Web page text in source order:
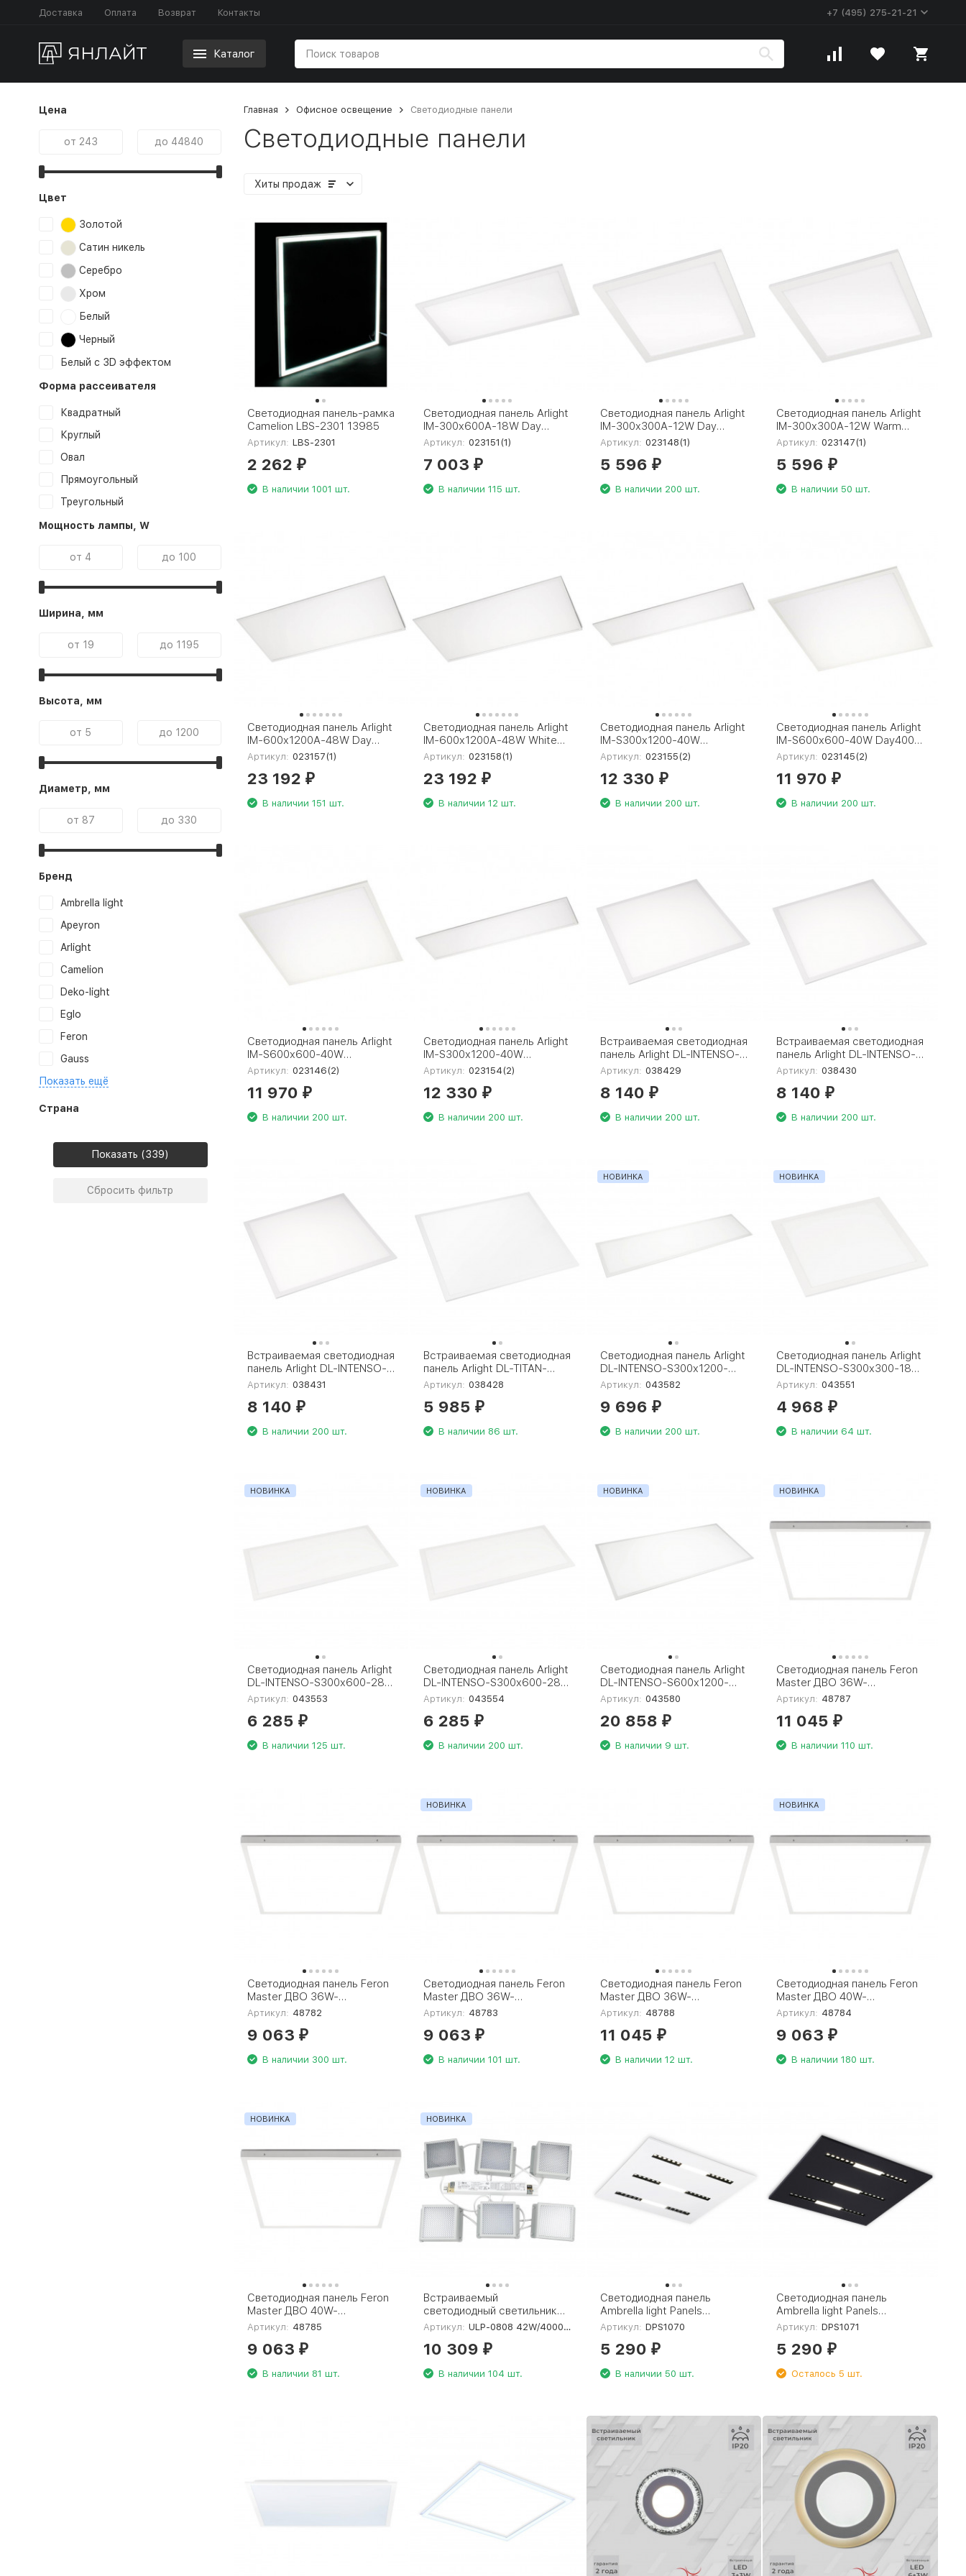
Доставка Оплата Возврат Контакты +7 (495) 275-21-21
Каталог
Главная Офисное освещение Светодиодные панели
Светодиодные панели
Хиты продаж
Светодиодная панель-рамка
Camelion LBS-2301 13985
Артикул: LBS-2301
2 262 ₽
В наличии 1001 шт.
Светодиодная панель Arlight
IM-300x600A-18W Day
White 023151(1)
Артикул: 023151(1)
7 003 ₽
В наличии 115 шт.
Светодиодная панель Arlight
IM-300x300A-12W Day
White 023148(1)
Артикул: 023148(1)
5 596 ₽
В наличии 200 шт.
Светодиодная панель Arlight
IM-300x300A-12W Warm
White 023147(1)
Артикул: 023147(1)
5 596 ₽
В наличии 50 шт.
Светодиодная панель Arlight
IM-600x1200A-48W Day
White 023157(1)
Артикул: 023157(1)
23 192 ₽
В наличии 151 шт.
Светодиодная панель Arlight
IM-600x1200A-48W White
023158(1)
Артикул: 023158(1)
23 192 ₽
В наличии 12 шт.
Светодиодная панель Arlight
IM-S300x1200-40W
Warm3000 023155(2)
Артикул: 023155(2)
12 330 ₽
В наличии 200 шт.
Светодиодная панель Arlight
IM-S600x600-40W Day4000
023145(2)
Артикул: 023145(2)
11 970 ₽
В наличии 200 шт.
Светодиодная панель Arlight
IM-S600x600-40W
Warm3000 023146(2)
Артикул: 023146(2)
11 970 ₽
В наличии 200 шт.
Светодиодная панель Arlight
IM-S300x1200-40W
Day4000 023154(2)
Артикул: 023154(2)
12 330 ₽
В наличии 200 шт.
Встраиваемая светодиодная
панель Arlight DL-INTENSO-
S600x600-40W Day4000
Артикул: 038429
8 140 ₽
В наличии 200 шт.
Встраиваемая светодиодная
панель Arlight DL-INTENSO-
S600x600-40W Warm3000
Артикул: 038430
8 140 ₽
В наличии 200 шт.
Встраиваемая светодиодная
панель Arlight DL-INTENSO-
S600x600-40W White6000
Артикул: 038431
8 140 ₽
В наличии 200 шт.
Встраиваемая светодиодная
панель Arlight DL-TITAN-
S600x600-40W Warm3000
Артикул: 038428
5 985 ₽
В наличии 86 шт.
НОВИНКА
Светодиодная панель Arlight
DL-INTENSO-S300x1200-
40W Day4000 (WH, 120 deg,
Артикул: 043582
9 696 ₽
В наличии 200 шт.
НОВИНКА
Светодиодная панель Arlight
DL-INTENSO-S300x300-18W
Warm3000 (WH, 120 deg,
Артикул: 043551
4 968 ₽
В наличии 64 шт.
НОВИНКА
Светодиодная панель Arlight
DL-INTENSO-S300x600-28W
Day4000 (WH, 120 deg,
Артикул: 043553
6 285 ₽
В наличии 125 шт.
НОВИНКА
Светодиодная панель Arlight
DL-INTENSO-S300x600-28W
Warm3000 (WH, 120 deg,
Артикул: 043554
6 285 ₽
В наличии 200 шт.
НОВИНКА
Светодиодная панель Arlight
DL-INTENSO-S600x1200-
60W Day4000 (WH, 120 deg,
Артикул: 043580
20 858 ₽
В наличии 9 шт.
НОВИНКА
Светодиодная панель Feron
Master ДВО 36W-
4000К-595х595х40-опал
Артикул: 48787
11 045 ₽
В наличии 110 шт.
Светодиодная панель Feron
Master ДВО 36W-
4000К-595х595х40-опал
Артикул: 48782
9 063 ₽
В наличии 300 шт.
НОВИНКА
Светодиодная панель Feron
Master ДВО 36W-
5000К-595х595х40-опал
Артикул: 48783
9 063 ₽
В наличии 101 шт.
Светодиодная панель Feron
Master ДВО 36W-
5000К-595х595х40-опал
Артикул: 48788
11 045 ₽
В наличии 12 шт.
НОВИНКА
Светодиодная панель Feron
Master ДВО 40W-
4000К-595х595х40-опал
Артикул: 48784
9 063 ₽
В наличии 180 шт.
НОВИНКА
Светодиодная панель Feron
Master ДВО 40W-
5000К-595х595х40-опал
Артикул: 48785
9 063 ₽
В наличии 81 шт.
НОВИНКА
Встраиваемый
светодиодный светильник
Uniel ULP-0808 42W/4000К
шт.) UL-00011060
Артикул: ULP-0808 42W/4000К IP40 Grilyato White KIT06
10 309 ₽
В наличии 104 шт.
Светодиодная панель
Ambrella light Panels
DPS1070
Артикул: DPS1070
5 290 ₽
В наличии 50 шт.
Светодиодная панель
Ambrella light Panels
DPS1071
Артикул: DPS1071
5 290 ₽
Осталось 5 шт.
Цена
Цвет
Золотой
Сатин никель
Серебро
Хром
Белый
Черный
Белый с 3D эффектом
Форма рассеивателя
Квадратный
Круглый
Овал
Прямоугольный
Треугольный
Мощность лампы, W
Ширина, мм
Высота, мм
Диаметр, мм
Бренд
Ambrella light
Apeyron
Arlight
Camelion
Deko-light
Eglo
Feron
Gauss
Показать ещё
Страна
Показать
Сбросить фильтр